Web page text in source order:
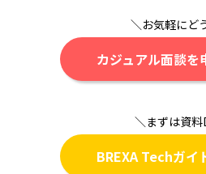
＼お気軽にど
カジュアル面談
＼まずは資料
BREXA Techガ